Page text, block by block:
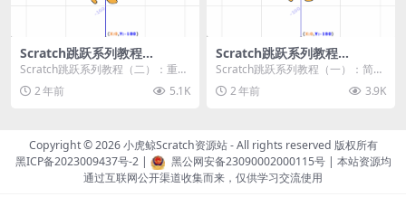
Scratch跳跃系列教程
（二）：重力跳跃
Scratch跳跃系列教程（二）：重力
跳跃 作者：小虎鲸Scratch资源站
按...2 年前 5.1K
Scratch跳跃系列教程
（一）：简单跳跃
Scratch跳跃系列教程（一）：简单
跳跃 作者：小虎鲸Scratch资源站
按...2 年前 3.9K
Copyright © 2026小虎鲸Scratch资源站- All rights reserved 版权所有
黑ICP备2023009437号-2| 黑公网安备23090002000115号| 本站资源均
通过互联网公开渠道收集而来，仅供学习交流使用